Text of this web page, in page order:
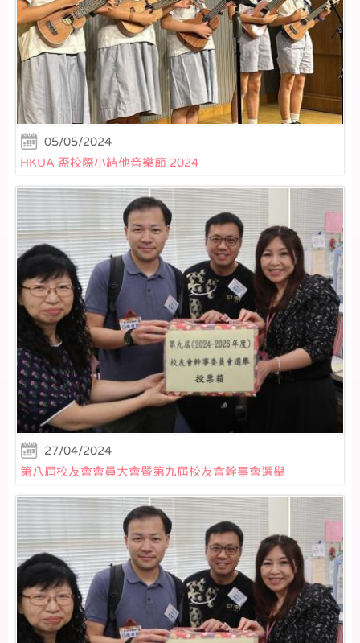
05/05/2024
HKUA 盃校際小結他音樂節 2024
27/04/2024
第八屆校友會會員大會暨第九屆校友會幹事會選舉